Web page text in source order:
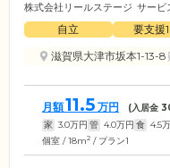
株式会社リールステージ サービ
自立 要支援
滋賀県大津市坂本1-13-8
月額11.5 万円 (入居金
家 3.0万円 管 4.0万円 食 4.5
個室 / 18m2 / プラン1